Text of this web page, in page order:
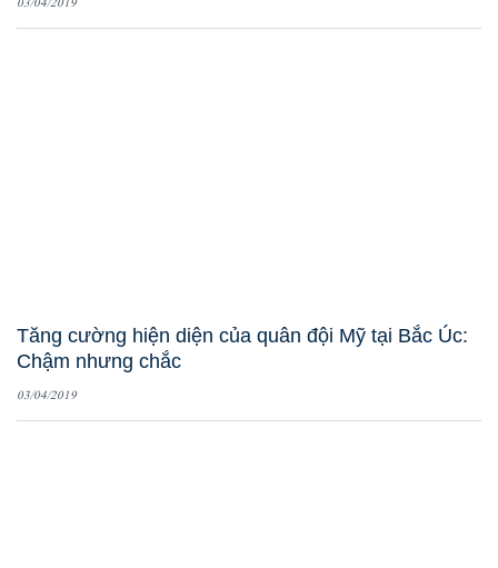
Tăng cường hiện diện của quân đội Mỹ tại Bắc Úc:
Chậm nhưng chắc
03/04/2019